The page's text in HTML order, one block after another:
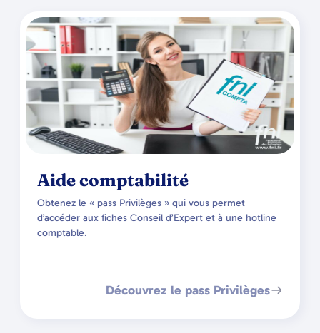
Aide comptabilité
Obtenez le « pass Privilèges » qui vous permet
d’accéder aux fiches Conseil d’Expert et à une hotline
comptable.
Découvrez le pass Privilèges